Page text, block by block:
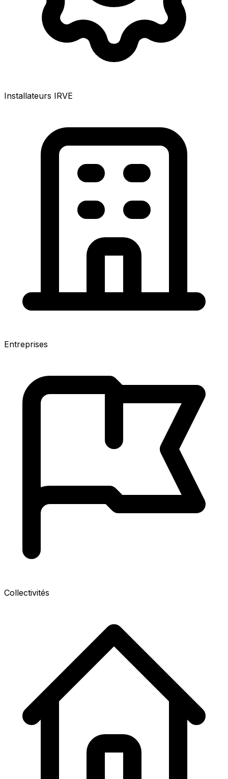
Installateurs IRVE
Entreprises
Collectivités